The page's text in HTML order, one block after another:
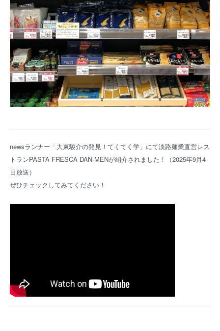
newsランナー「大東駿介の発見！てくてく学」にて淡路麺業直営レス
トランPASTA FRESCA DAN-MENが紹介されました！（2025年9月4
日放送）
ぜひチェックしてみてください！